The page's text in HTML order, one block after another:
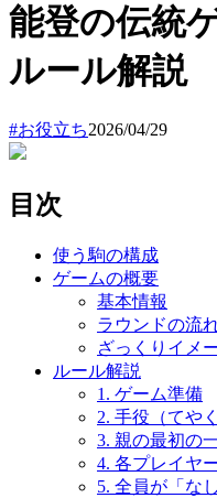
能登の伝統
ルール解説
#お役立ち2026/04/29
目次
使う駒の構成
ゲームの概要
基本情報
ラウンドの流
ざっくりイメ
ルール解説
1. ゲーム準備
2. 手役（てや
3. 親の最初の
4. 各プレイヤ
5. 全員が「な